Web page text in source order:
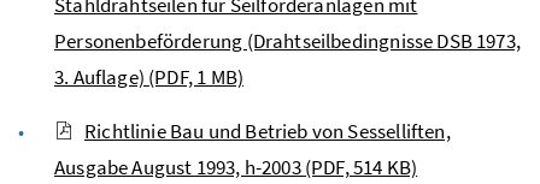
Personenbeförderung (Drahtseilbedingnisse DSB 1973,
3. Auflage) (PDF, 1 MB)
Richtlinie Bau und Betrieb von Sesselliften,
Ausgabe August 1993, h-2003(PDF, 514 KB)